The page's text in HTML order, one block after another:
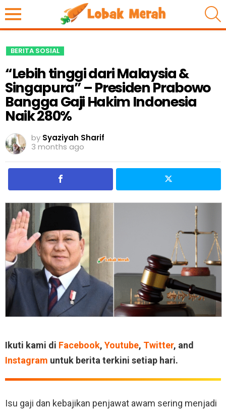
BERITA SOSIAL
“Lebih tinggi dari Malaysia &
Singapura” – Presiden Prabowo
Bangga Gaji Hakim Indonesia
Naik 280%
by Syaziyah Sharif
3 months ago
Ikuti kami di Facebook, Youtube, Twitter, and
Instagram untuk berita terkini setiap hari.
Isu gaji dan kebajikan penjawat awam sering menjadi